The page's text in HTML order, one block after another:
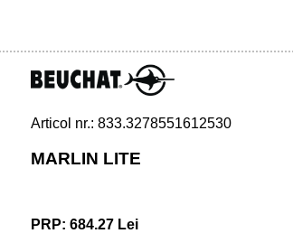
Articol nr.: 833.3278551612530
MARLIN LITE
PRP: 684.27 Lei